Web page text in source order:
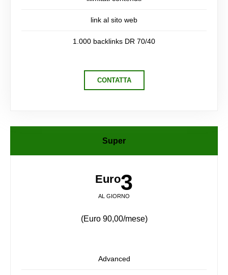
link al sito web
1.000 backlinks DR 70/40
CONTATTA
Super
Euro3
AL GIORNO
(Euro 90,00/mese)
Advanced